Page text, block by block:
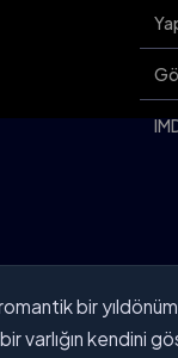
bir
varlığın kendini